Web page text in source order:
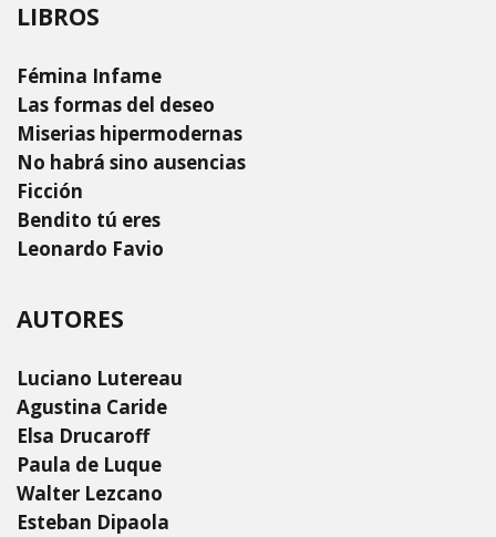
LIBROS
Fémina Infame
Las formas del deseo
Miserias hipermodernas
No habrá sino ausencias
Ficción
Bendito tú eres
Leonardo Favio
AUTORES
Luciano Lutereau
Agustina Caride
Elsa Drucaroff
Paula de Luque
Walter Lezcano
Esteban Dipaola